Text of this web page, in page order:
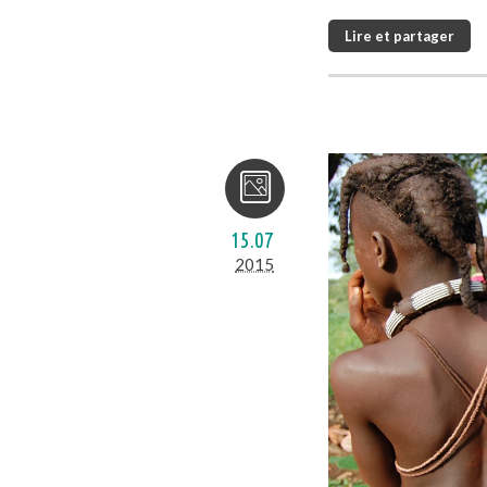
Lire et partager
15.07
2015